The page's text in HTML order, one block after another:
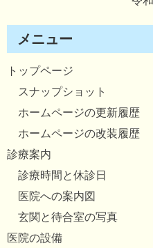
メニュー
トップページ
スナップショット
ホームページの更新履歴
ホームページの改装履歴
診療案内
診療時間と休診日
医院への案内図
玄関と待合室の写真
医院の設備